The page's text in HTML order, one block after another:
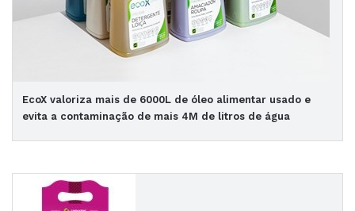
EcoX valoriza mais de 6000L de óleo alimentar usado e
evita a contaminação de mais 4M de litros de água